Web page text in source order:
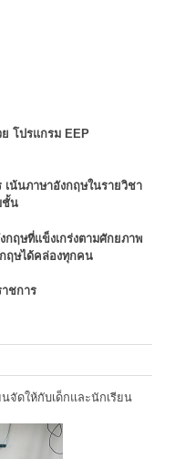
โปรแกรม EEP
เน้นภาษาอังกฤษในรายวิชา
ชั้น
ฤษที่แข็งเกร่งตามศักยภาพ
ฤษได้คล่องทุกคน
าชการ
จัดให้กับเด็กและนักเรียน